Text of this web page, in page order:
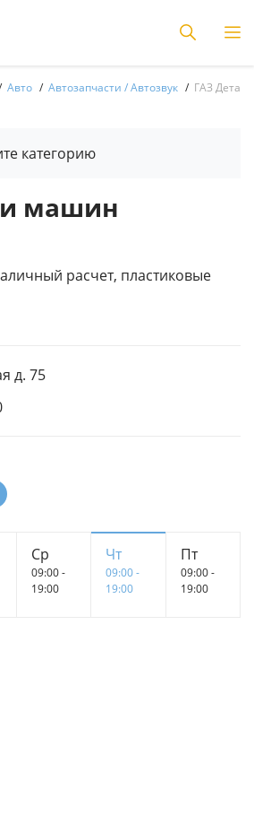
Авто Автозапчасти / Автозвук ГАЗ
категорию
машин
расчет, пластиковые
д. 75
Ср
09:00 -
19:00
Чт
09:00 -
19:00
Пт
09:00 -
19:00